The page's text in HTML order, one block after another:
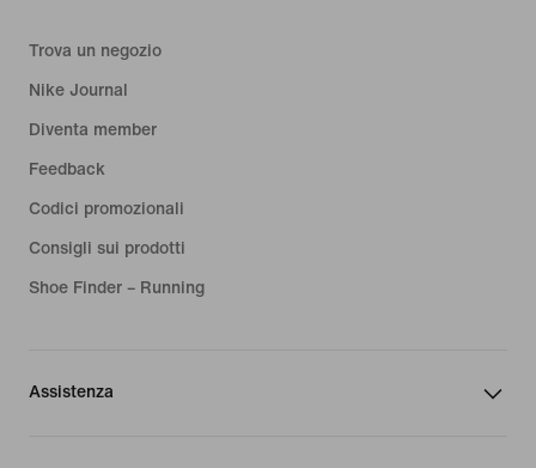
Trova un negozio
Nike Journal
Diventa member
Feedback
Codici promozionali
Consigli sui prodotti
Shoe Finder – Running
Assistenza